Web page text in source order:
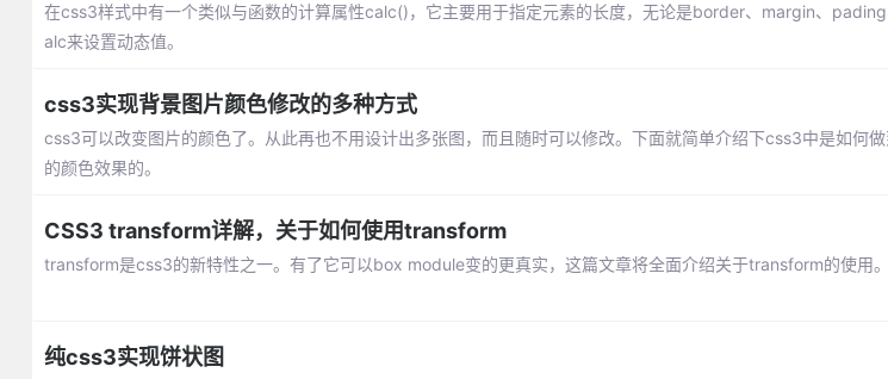
在css3样式中有一个类似与函数的计算属性calc()，它主要用于指定元素的长度，无论是border、margin、
alc来设置动态值。
css3实现背景图片颜色修改的多种方式
css3可以改变图片的颜色了。从此再也不用设计出多张图，而且随时可以修改。下面就简单介绍下css3中是如何
的颜色效果的。
CSS3 transform详解，关于如何使用transform
transform是css3的新特性之一。有了它可以box module变的更真实，这篇文章将全面介绍关于transform的使用。
纯css3实现饼状图